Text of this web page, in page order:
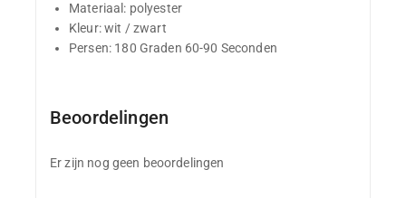
Materiaal: polyester
Kleur: wit / zwart
Persen: 180 Graden 60-90 Seconden
Beoordelingen
Er zijn nog geen beoordelingen